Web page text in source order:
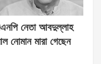
নেতা আবদুল্লাহ
নোমান মারা গেছেন